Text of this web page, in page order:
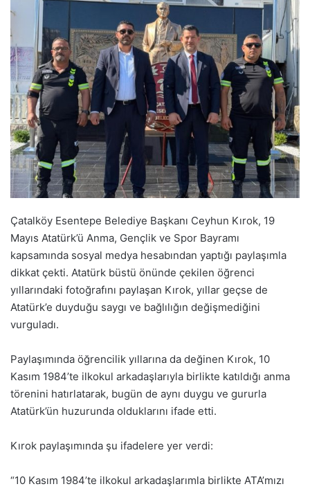
Çatalköy Esentepe Belediye Başkanı Ceyhun Kırok, 19
Mayıs Atatürk’ü Anma, Gençlik ve Spor Bayramı
kapsamında sosyal medya hesabından yaptığı paylaşımla
dikkat çekti. Atatürk büstü önünde çekilen öğrenci
yıllarındaki fotoğrafını paylaşan Kırok, yıllar geçse de
Atatürk’e duyduğu saygı ve bağlılığın değişmediğini
vurguladı.
Paylaşımında öğrencilik yıllarına da değinen Kırok, 10
Kasım 1984’te ilkokul arkadaşlarıyla birlikte katıldığı anma
törenini hatırlatarak, bugün de aynı duygu ve gururla
Atatürk’ün huzurunda olduklarını ifade etti.
Kırok paylaşımında şu ifadelere yer verdi:
“10 Kasım 1984’te ilkokul arkadaşlarımla birlikte ATA’mızı